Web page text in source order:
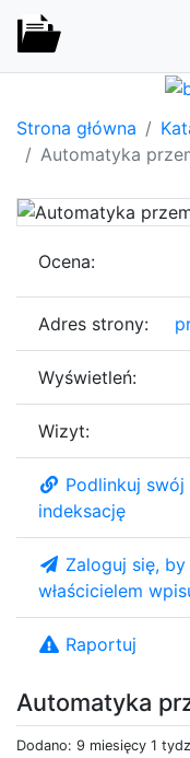
Strona główna
Automatyka
Automatyka
Dodano: 9 miesięcy 1
Ocena:
Adres strony:
Wyświetleń:
Wizyt:
Podlinkuj
indeksację
Zaloguj się,
właścicielem
Raportuj